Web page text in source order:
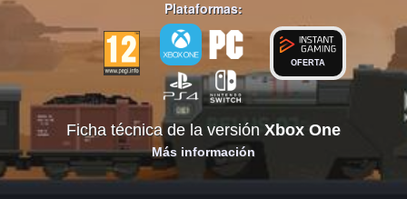
Plataformas:
OFERTA
Ficha técnica de la versión Xbox One
Más información